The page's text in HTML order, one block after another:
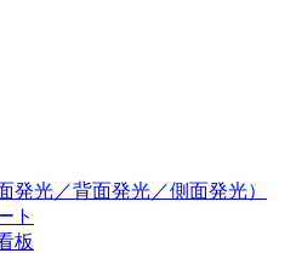
発光／背面発光／側面発光）
ト
板